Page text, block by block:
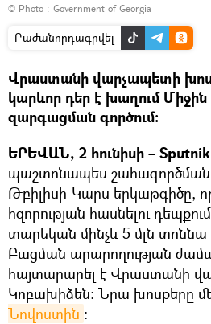
© Photo : Government of Georgia
Բաժանորդագրվել
Վրաստանի վարչապետի
կարևոր դեր է խաղում
զարգացման գործում։
ԵՐԵՎԱՆ, 2 հունիսի –
պաշտոնապես շահագործման
Թբիլիսի-Կարս երկաթգիծը,
հզորության հասնելու
տարեկան մինչև 5 մլն
Բացման արարողության
հայտարարել է Վրաստանի
Կոբախիձեն։ Նրա խոսքերը
Նովոստին ։